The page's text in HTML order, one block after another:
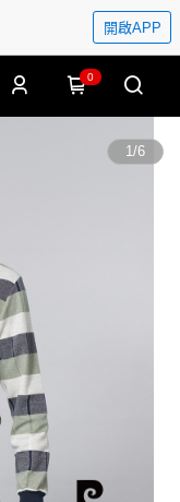
開啟APP
0
1/6